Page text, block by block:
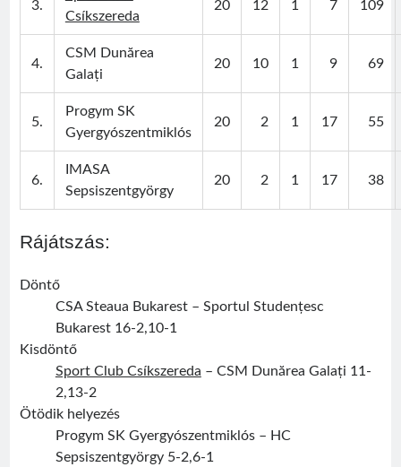
Román válogatott 1987
Jégországban
Román válogatott 2007
3.
Csíkszereda
20 12 1 7 109
4.
CSM Dunărea
Galați
20 10 1 9 69
5.
Progym SK
Gyergyószentmiklós
20 2 1 17 55
6.
IMASA
Sepsiszentgyörgy
20 2 1 17 38
Rájátszás:
Döntő
CSA Steaua Bukarest – Sportul Studențesc
Bukarest 16-2,10-1
Kisdöntő
Sport Club Csíkszereda – CSM Dunărea Galați 11-
2,13-2
Ötödik helyezés
Progym SK Gyergyószentmiklós – HC
Sepsiszentgyörgy 5-2,6-1